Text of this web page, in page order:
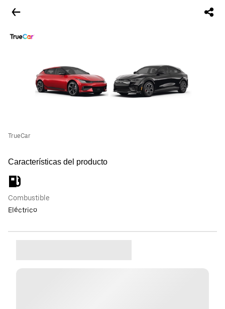
TrueCar
Características del producto
Combustible
Eléctrico